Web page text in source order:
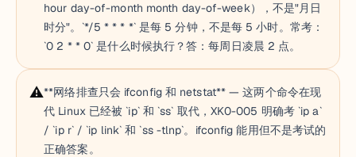
hour day-of-month month day-of-week），不是"月日
时分"。`*/5 * * * *` 是每 5 分钟，不是每 5 小时。常考：
`0 2 * * 0` 是什么时候执行？答：每周日凌晨 2 点。
⚠️**网络排查只会 ifconfig 和 netstat** — 这两个命令在现
代 Linux 已经被 `ip` 和 `ss` 取代，XK0-005 明确考 `ip a`
/ `ip r` / `ip link` 和 `ss -tlnp`。ifconfig 能用但不是考试的
正确答案。